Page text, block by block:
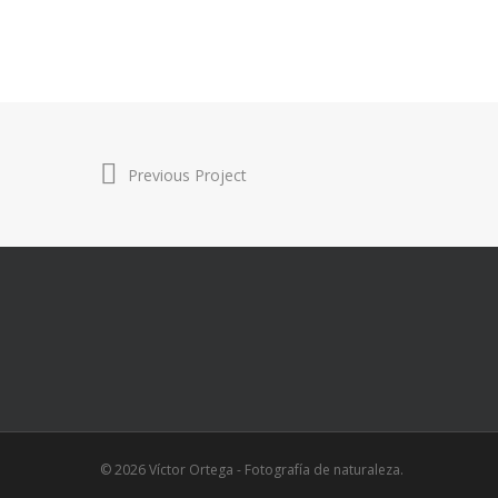
Previous Project
© 2026 Víctor Ortega - Fotografía de naturaleza.